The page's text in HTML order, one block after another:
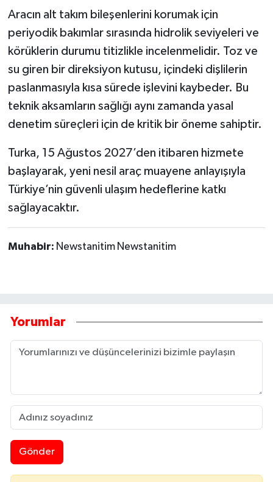
Aracın alt takım bileşenlerini korumak için
periyodik bakımlar sırasında hidrolik seviyeleri ve
körüklerin durumu titizlikle incelenmelidir. Toz ve
su giren bir direksiyon kutusu, içindeki dişlilerin
paslanmasıyla kısa sürede işlevini kaybeder. Bu
teknik aksamların sağlığı aynı zamanda yasal
denetim süreçleri için de kritik bir öneme sahiptir.
Turka, 15 Ağustos 2027’den itibaren hizmete
başlayarak, yeni nesil araç muayene anlayışıyla
Türkiye’nin güvenli ulaşım hedeflerine katkı
sağlayacaktır.
Muhabir: Newstanitim Newstanitim
Yorumlar
Gönder